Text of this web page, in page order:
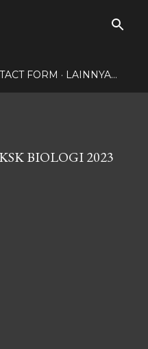
FORM LAINNYA…
BIOLOGI 2023